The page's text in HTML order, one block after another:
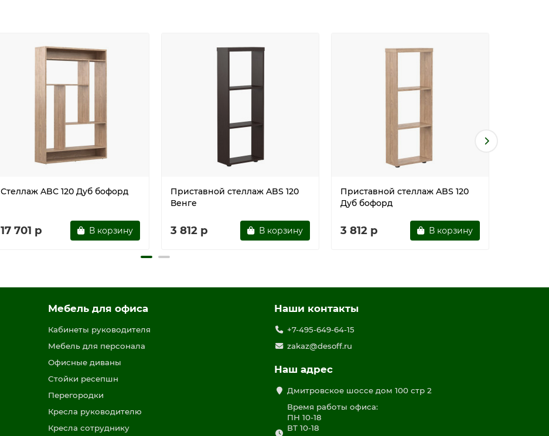
Стеллаж ABC 120 Дуб бофорд
17 701 р В корзину
Приставной стеллаж ABS 120
Венге
3 812 р В корзину
Приставной стеллаж ABS 120
Дуб бофорд
3 812 р В корзину
Мебель для офиса
Кабинеты руководителя
Мебель для персонала
Офисные диваны
Стойки ресепшн
Перегородки
Кресла руководителю
Кресла сотруднику
Наши контакты
+7-495-649-64-15
zakaz@desoff.ru
Наш адрес
Дмитровское шоссе дом 100 стр 2
Время работы офиса:
ПН 10-18
ВТ 10-18